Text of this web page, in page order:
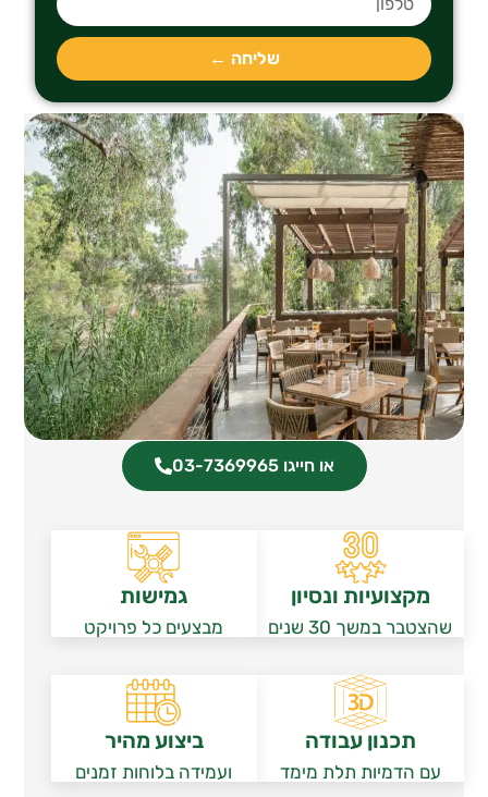
שליחה ←
או חייגו 03-7369965
מקצועיות ונסיון
שהצטבר במשך 30 שנים
גמישות
מבצעים כל פרויקט
תכנון עבודה
עם הדמיות תלת מימד
ביצוע מהיר
ועמידה בלוחות זמנים